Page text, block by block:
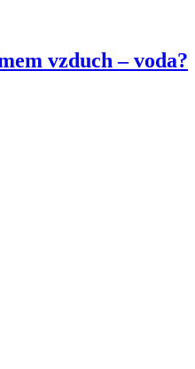
vzduch – voda?